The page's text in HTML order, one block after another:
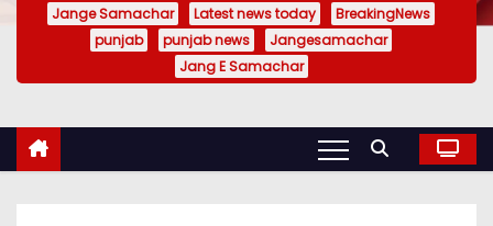
Jange Samachar Latest news today
BreakingNews
punjab
punjab news
Jangesamachar
Jang E Samachar